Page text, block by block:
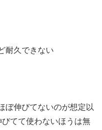
耐久できない
ぼ伸びてないのが想定以
びてて使わないほうは無